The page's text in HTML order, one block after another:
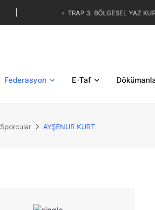
TRAP 3. BÖLGESEL YAZ
SKEET - TRAP İBRAHİM KARASAR
TRAP 2.BÖLGESEL MİLLİ
Federasyon E-Taf
Sporcular AYŞENUR KURT